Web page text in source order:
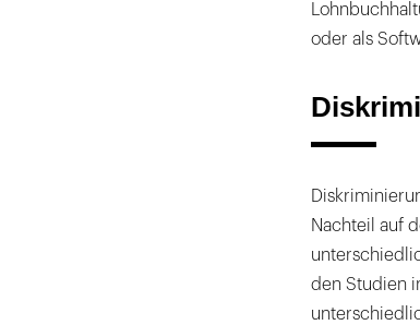
oder als
Nachteil auf
den Studien